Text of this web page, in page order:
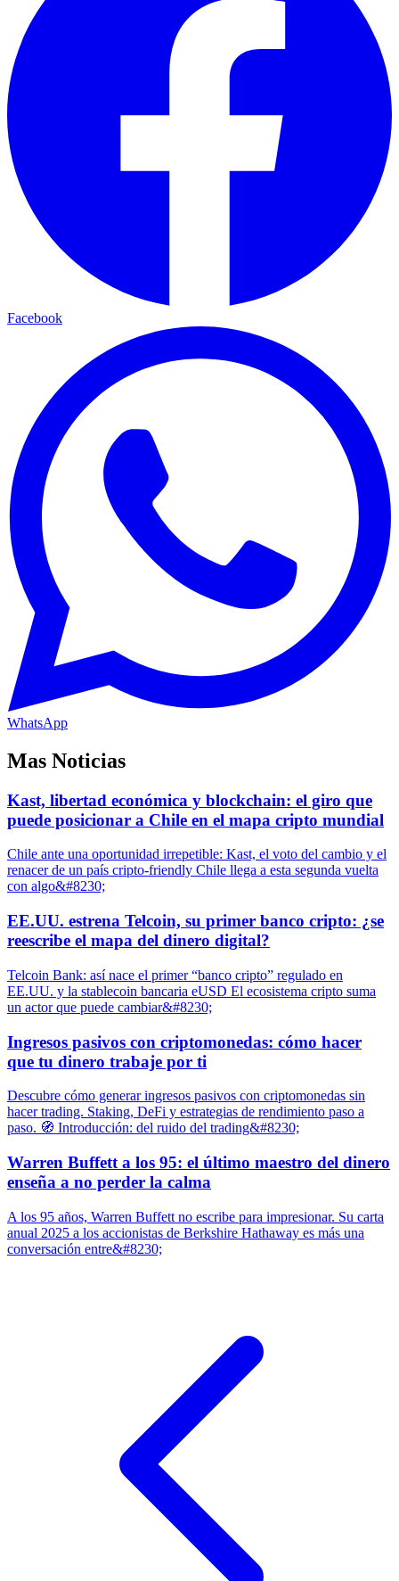
Facebook
WhatsApp
Mas Noticias
Kast, libertad económica y blockchain: el giro que
puede posicionar a Chile en el mapa cripto mundial
Chile ante una oportunidad irrepetible: Kast, el voto del cambio y el
renacer de un país cripto-friendly Chile llega a esta segunda vuelta
con algo&#8230;
EE.UU. estrena Telcoin, su primer banco cripto: ¿se
reescribe el mapa del dinero digital?
Telcoin Bank: así nace el primer “banco cripto” regulado en
EE.UU. y la stablecoin bancaria eUSD El ecosistema cripto suma
un actor que puede cambiar&#8230;
Ingresos pasivos con criptomonedas: cómo hacer
que tu dinero trabaje por ti
Descubre cómo generar ingresos pasivos con criptomonedas sin
hacer trading. Staking, DeFi y estrategias de rendimiento paso a
paso. 🧭 Introducción: del ruido del trading&#8230;
Warren Buffett a los 95: el último maestro del dinero
enseña a no perder la calma
A los 95 años, Warren Buffett no escribe para impresionar. Su carta
anual 2025 a los accionistas de Berkshire Hathaway es más una
conversación entre&#8230;